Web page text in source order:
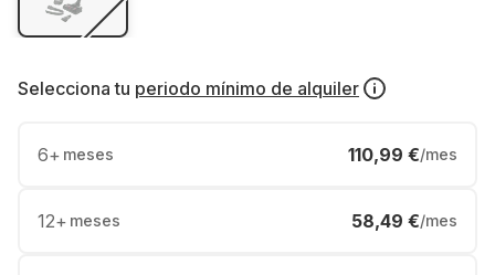
Selecciona tu periodo mínimo de alquiler
6+ meses 110,99 €/mes
12+ meses 58,49 €/mes